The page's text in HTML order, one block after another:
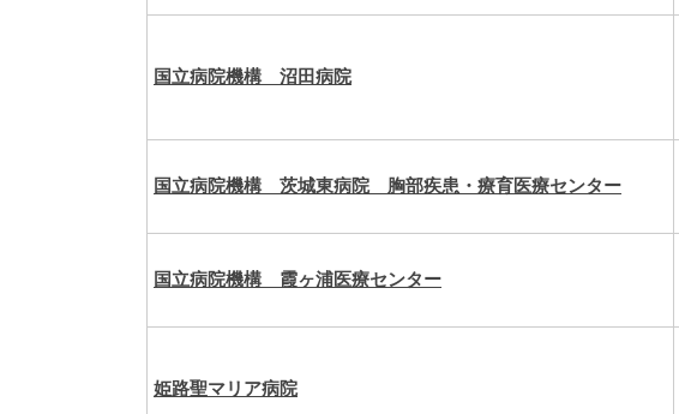
国立病院機構 沼田病院
国立病院機構 茨城東病院 胸部疾患・療育医療センター
国立病院機構 霞ヶ浦医療センター
姫路聖マリア病院